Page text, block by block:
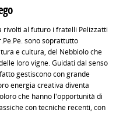
al futuro i fratelli Pelizzatti
sono soprattutto
e cultura, del Nebbiolo che
loro vigne. Guidati dal senso
gestiscono con grande
energia creativa diventa
che hanno l'opportunità di
con tecniche recenti, con